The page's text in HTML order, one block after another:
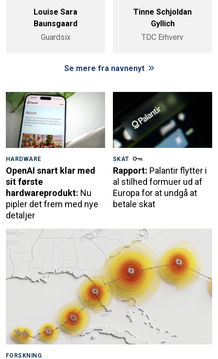
Louise Sara
Baunsgaard
Guardsix
Tinne Schjoldan
Gyllich
TDC Erhverv
Se mere fra navnenyt
HARDWARE
OpenAI snart klar med
sit første
hardwareprodukt: Nu
pipler det frem med nye
detaljer
SKAT
Rapport: Palantir flytter i
al stilhed formuer ud af
Europa for at undgå at
betale skat
FORSKNING